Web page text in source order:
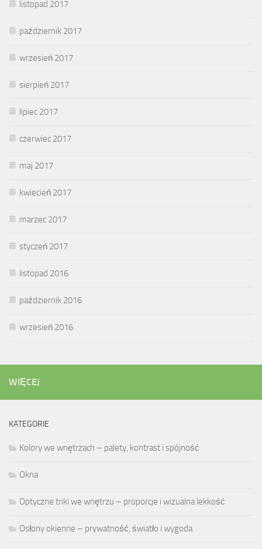
listopad 2017
październik 2017
wrzesień 2017
sierpień 2017
lipiec 2017
czerwiec 2017
maj 2017
kwiecień 2017
marzec 2017
styczeń 2017
listopad 2016
październik 2016
wrzesień 2016
WIĘCEJ
KATEGORIE
Kolory we wnętrzach – palety, kontrast i spójność
Okna
Optyczne triki we wnętrzu – proporcje i wizualna lekkość
Osłony okienne – prywatność, światło i wygoda